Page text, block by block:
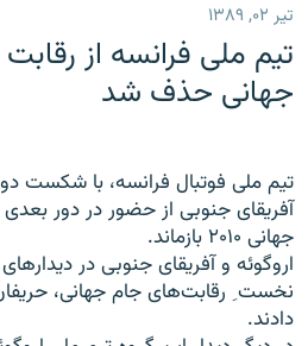
اصلی
رفتن
صفحه
رادیو
انتخاب کنید و بشنویدپادکست
گزارش‌های ویدئویی
زنان فردا
English
به ما بپیوندید
تیر ۰۲, ۱۳۸۹
تيم ملی فرانسه از
جهانی حذف شد
تيم ملی فوتبال فرانسه، با شکست دو
آفريقای جنوبی از حضور در دور
جهانی ۲۰۱۰ بازماند.
اروگوئه و آفريقای جنوبی در
نخست ِ رقابت‌های جام جهانی،
دادند.